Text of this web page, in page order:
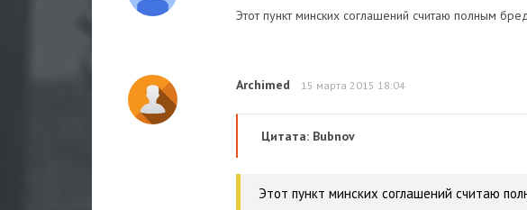
Этот пункт минских соглашений считаю полным
Archimed 15 марта 2015 18:04
Цитата: Bubnov
Этот пункт минских соглашений считаю